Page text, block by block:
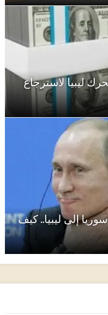
ليبيا لاسترجاع
إلى ليبيا.. كيف